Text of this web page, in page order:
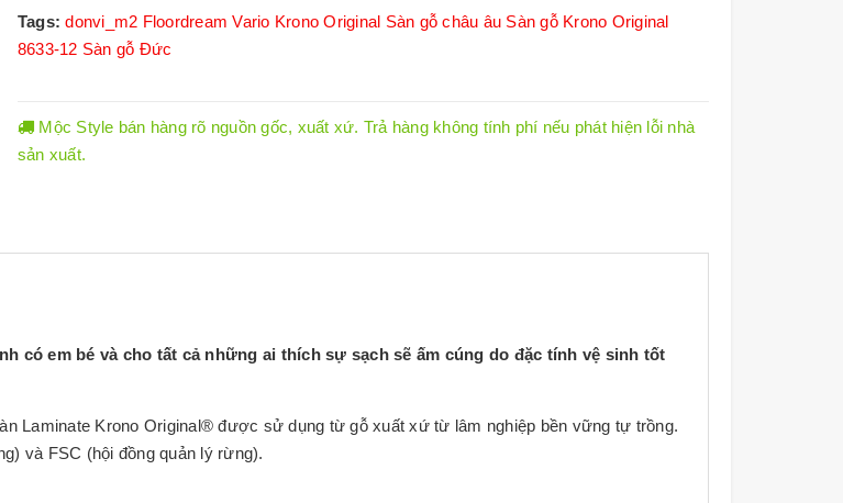
Tags:donvi_m2 Floordream Vario Krono Original Sàn gỗ châu âu Sàn gỗ Krono Original
8633-12 Sàn gỗ Đức
Mộc Style bán hàng rõ nguồn gốc, xuất xứ. Trả hàng không tính phí nếu phát hiện lỗi nhà
sản xuất.
có em bé và cho tất cả những ai thích sự sạch sẽ ấm cúng do đặc tính vệ sinh tốt
Laminate Krono Original® được sử dụng từ gỗ xuất xứ từ lâm nghiệp bền vững tự trồng.
và FSC (hội đồng quản lý rừng).